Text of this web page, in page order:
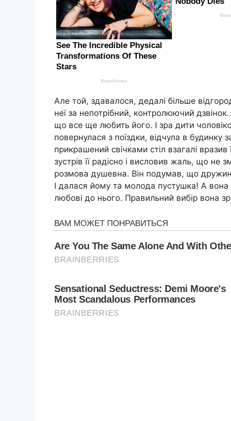
Але той, здавалося, дедалі більше
неї за непотрібний, контролюючий
що все ще любить його. І зра дити
повернулася з поїздки, відчула в будинку
прикрашений свічками стіл взагалі
зустрів її радісно і висловив жаль, що не
розмова душевна. Він подумав, що
І далася йому та молода пустушка! А
любові до нього. Правильний вибір вона